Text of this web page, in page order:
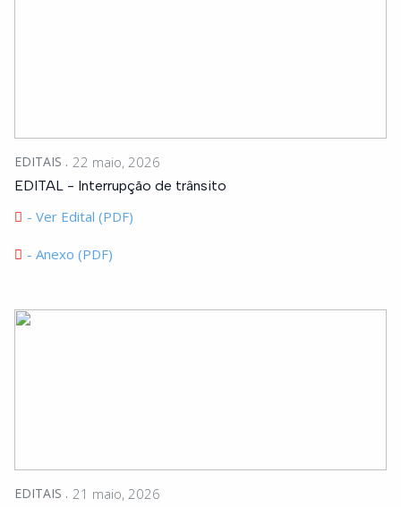
EDITAIS 22 maio, 2026
EDITAL - Interrupção de trânsito
- Ver Edital (PDF)
- Anexo (PDF)
EDITAIS 21 maio, 2026